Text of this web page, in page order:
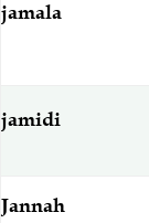
jamala
jamidi
Jannah